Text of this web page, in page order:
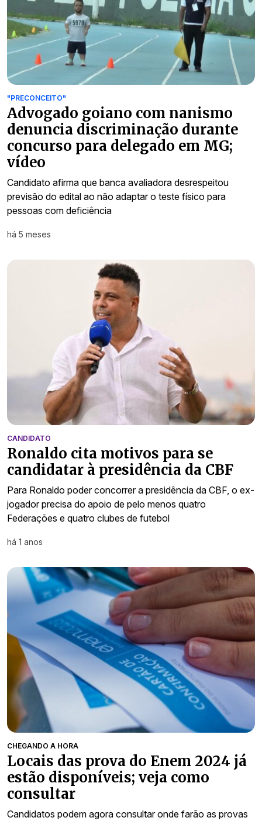
"PRECONCEITO"
Advogado goiano com nanismo
denuncia discriminação durante
concurso para delegado em MG;
vídeo
Candidato afirma que banca avaliadora desrespeitou
previsão do edital ao não adaptar o teste físico para
pessoas com deficiência
há 5 meses
CANDIDATO
Ronaldo cita motivos para se
candidatar à presidência da CBF
Para Ronaldo poder concorrer a presidência da CBF, o ex-
jogador precisa do apoio de pelo menos quatro
Federações e quatro clubes de futebol
há 1 anos
CHEGANDO A HORA
Locais das prova do Enem 2024 já
estão disponíveis; veja como
consultar
Candidatos podem agora consultar onde farão as provas